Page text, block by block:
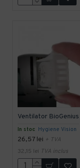
In stoc Hygiene Vision
Ventilator BioGenius
26,57 lei + TVA
32,15 lei TVA inclus